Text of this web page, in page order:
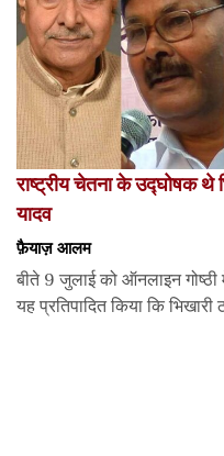
राष्ट्रीय चेतना के उद्घोषक थे
यादव
फ़ैयाज़ आलम
बीते 9 जुलाई को ऑनलाइन गोष्ठी
यह प्रतिपादित किया कि